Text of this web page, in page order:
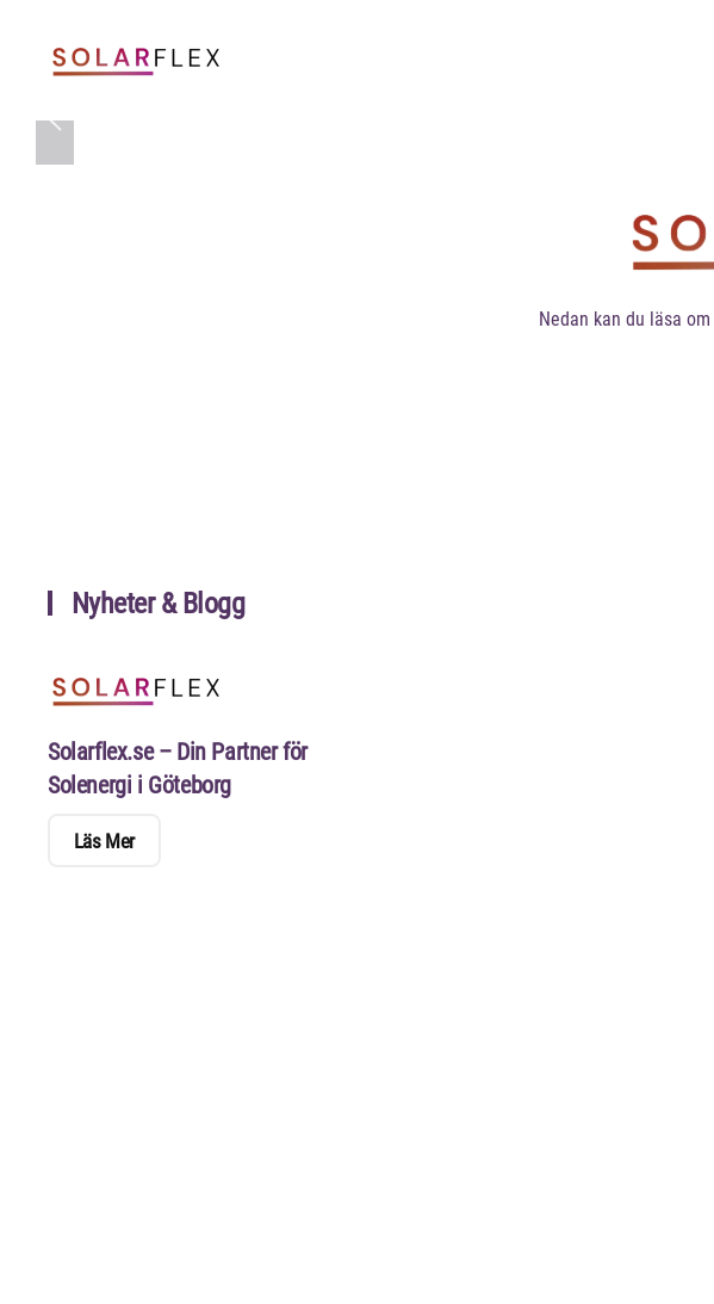
Skip to main content
Nedan kan du läsa
Nyheter & Blogg
Solarflex.se – Din Partner för
Solenergi i Göteborg
Läs Mer